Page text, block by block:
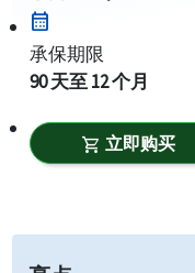
calendar_month
承保期限
90 天至 12 个月
shopping_cart 立即购买